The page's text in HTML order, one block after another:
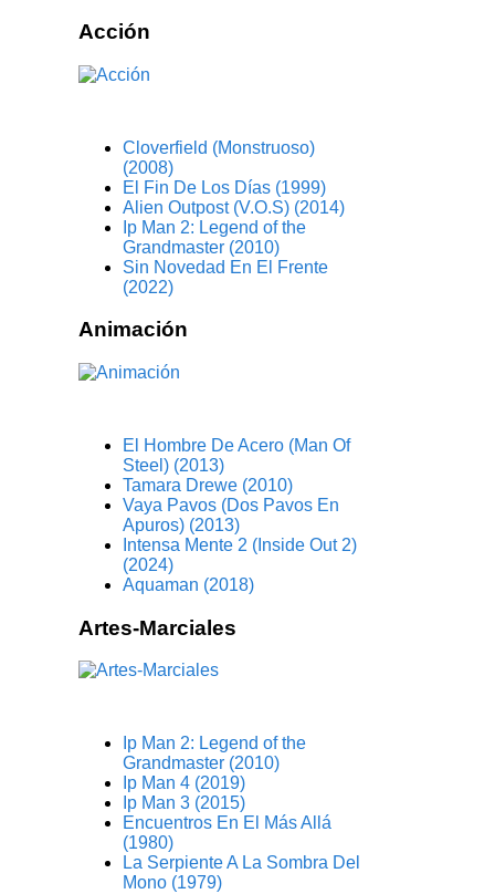
Acción
Cloverfield (Monstruoso)
(2008)
El Fin De Los Días (1999)
Alien Outpost (V.O.S) (2014)
Ip Man 2: Legend of the
Grandmaster (2010)
Sin Novedad En El Frente
(2022)
Animación
El Hombre De Acero (Man Of
Steel) (2013)
Tamara Drewe (2010)
Vaya Pavos (Dos Pavos En
Apuros) (2013)
Intensa Mente 2 (Inside Out 2)
(2024)
Aquaman (2018)
Artes-Marciales
Ip Man 2: Legend of the
Grandmaster (2010)
Ip Man 4 (2019)
Ip Man 3 (2015)
Encuentros En El Más Allá
(1980)
La Serpiente A La Sombra Del
Mono (1979)